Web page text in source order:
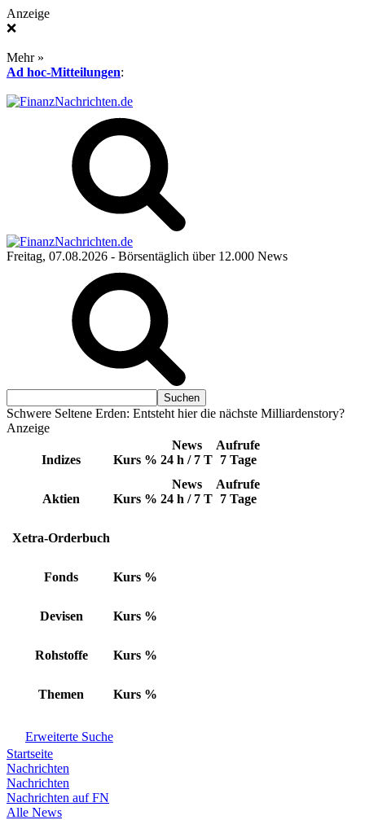
Anzeige
❌
Mehr »
Ad hoc-Mitteilungen:
Freitag, 07.08.2026 - Börsentäglich über 12.000 News
Schwere Seltene Erden: Entsteht hier die nächste Milliardenstory?
Anzeige
Indizes Kurs %
News
24 h / 7 T
Aufrufe
7 Tage
Aktien Kurs %
News
24 h / 7 T
Aufrufe
7 Tage
Xetra-Orderbuch
Fonds Kurs %
Devisen Kurs %
Rohstoffe Kurs %
Themen Kurs %
Erweiterte Suche
Startseite
Nachrichten
Nachrichten
Nachrichten auf FN
Alle News